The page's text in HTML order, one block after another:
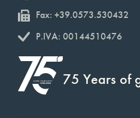
Fax: +39.0573.530432
P.IVA: 00144510476
75 Years of